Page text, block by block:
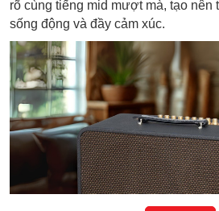
rõ cùng tiếng mid mượt mà, tạo nên
sống động và đầy cảm xúc.